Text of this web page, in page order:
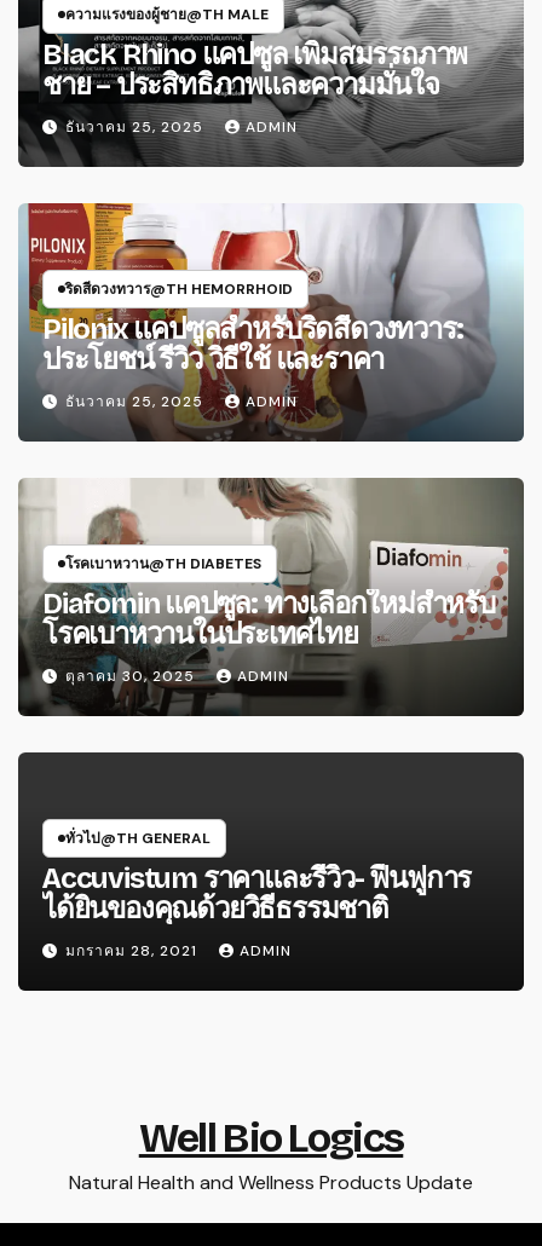
ความแรงของผู้ชาย@TH MALE
Black Rhino แคปซูล เพิ่มสมรรถภาพ
ชาย – ประสิทธิภาพและความมั่นใจ
ธันวาคม 25, 2025 ADMIN
ริดสีดวงทวาร@TH HEMORRHOID
Pilonix แคปซูลสำหรับริดสีดวงทวาร:
ประโยชน์ รีวิว วิธีใช้ และราคา
ธันวาคม 25, 2025 ADMIN
โรคเบาหวาน@TH DIABETES
Diafomin แคปซูล: ทางเลือกใหม่สําหรับ
โรคเบาหวานในประเทศไทย
ตุลาคม 30, 2025 ADMIN
ทั่วไป@TH GENERAL
Accuvistum ราคาและรีวิว- ฟื้นฟูการ
ได้ยินของคุณด้วยวิธีธรรมชาติ
มกราคม 28, 2021 ADMIN
Well Bio Logics
Natural Health and Wellness Products Update